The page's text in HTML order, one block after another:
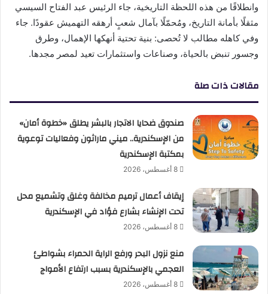
وانطلاقًا من هذه اللحظة التاريخية، جاء الرئيس عبد الفتاح السيسي
مثقلًا بأمانة التاريخ، ومُحمّلًا بآمال شعبٍ أرهقه التهميش عقودًا. جاء
وفي كاهله مطالب لا تُحصى: بنية تحتية أنهكها الإهمال، وطرق
وجسور تنبض بالحياة، وصناعات واستثمارات تعيد لمصر مجدها.
مقالات ذات صلة
صندوق ضحايا الاتجار بالبشر يطلق «خطوة أمان»
من الإسكندرية.. ميني ماراثون وفعاليات توعوية
بمكتبة الإسكندرية
8 أغسطس، 2026
إيقاف أعمال ترميم مخالفة وغلق وتشميع محل
تحت الإنشاء بشارع فؤاد في الإسكندرية
8 أغسطس، 2026
منع نزول البحر ورفع الراية الحمراء بشواطئ
العجمي بالإسكندرية بسبب ارتفاع الأمواج
8 أغسطس، 2026